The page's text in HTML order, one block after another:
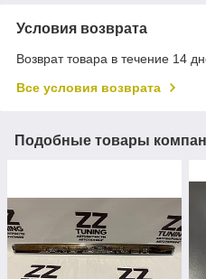
Условия возврата
Возврат товара в течение 14
Все условия возврата
Подобные товары